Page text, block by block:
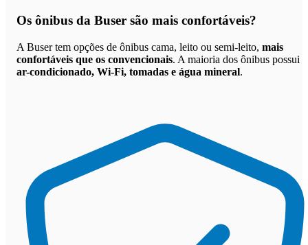
Os ônibus da Buser são mais confortáveis?
A Buser tem opções de ônibus cama, leito ou semi-leito, mais
confortáveis que os convencionais. A maioria dos ônibus possui
ar-condicionado, Wi-Fi, tomadas e água mineral.